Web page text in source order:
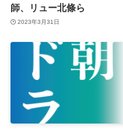
師、リュー北條ら
2023年3月31日